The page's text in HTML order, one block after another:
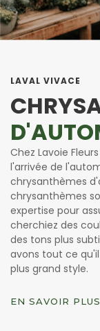
LAVAL VIVACE
Chez Lavoie
l'arrivée de
chrysanthèmes
chrysanthèmes
expertise pour
cherchiez des
des tons plus
avons tout ce
plus grand style.
EN SAVOIR PLUS